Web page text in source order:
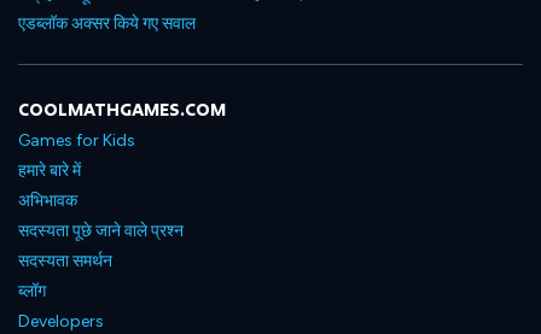
एडब्लॉक अक्सर किये गए सवाल
COOLMATHGAMES.COM
Games for Kids
हमारे बारे में
अभिभावक
सदस्यता पूछे जाने वाले प्रश्न
सदस्यता समर्थन
ब्लॉग
Developers